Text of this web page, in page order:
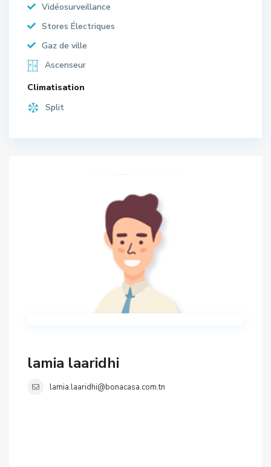
Vidéosurveillance
Stores Électriques
Gaz de ville
Ascenseur
Climatisation
Split
lamia laaridhi
lamia.laaridhi@bonacasa.com.tn